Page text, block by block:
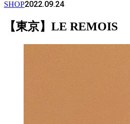
SHOP2022.09.24
【東京】LE REMOIS